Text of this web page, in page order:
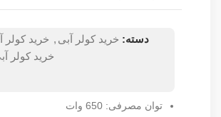
دسته: خرید کولر آبی , خرید کولر
خرید کولر
توان مصرفی: 650 وات